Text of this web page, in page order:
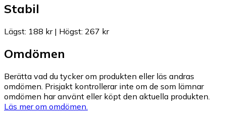
Stabil
Lägst: 188 kr| Högst: 267 kr
Omdömen
Berätta vad du tycker om produkten eller läs andras
omdömen. Prisjakt kontrollerar inte om de som lämnar
omdömen har använt eller köpt den aktuella produkten.
Läs mer om omdömen.